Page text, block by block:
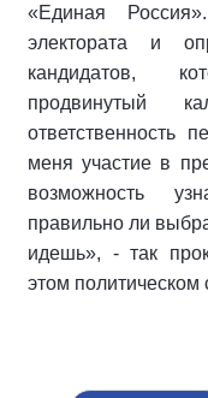
«Единая
электората и
кандидатов,
продвинутый
ответственность
меня участие в
возможность
правильно ли
идешь», - так
этом политическом